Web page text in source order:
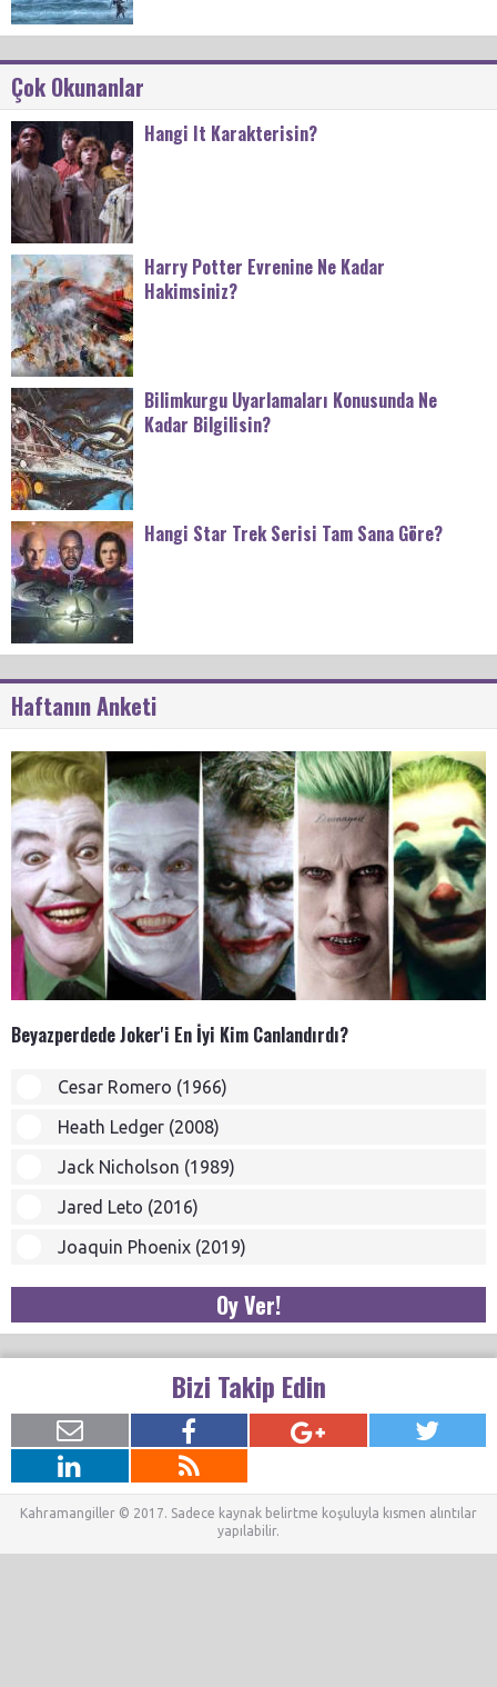
Çok Okunanlar
Hangi It Karakterisin?
Harry Potter Evrenine Ne Kadar
Hakimsiniz?
Bilimkurgu Uyarlamaları Konusunda Ne
Kadar Bilgilisin?
Hangi Star Trek Serisi Tam Sana Göre?
Haftanın Anketi
Beyazperdede Joker'i En İyi Kim Canlandırdı?
Cesar Romero (1966)
Heath Ledger (2008)
Jack Nicholson (1989)
Jared Leto (2016)
Joaquin Phoenix (2019)
Oy Ver!
Bizi Takip Edin
Kahramangiller © 2017. Sadece kaynak belirtme koşuluyla kısmen alıntılar
yapılabilir.